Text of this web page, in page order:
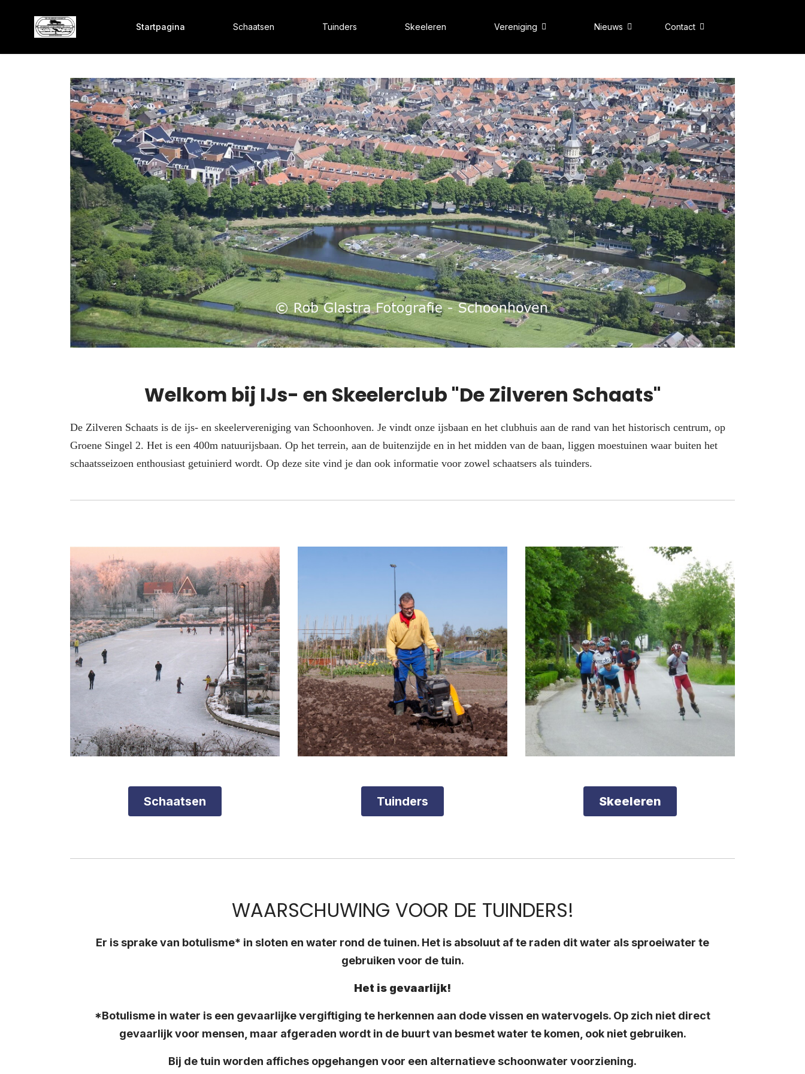
Startpagina Schaatsen Tuinders Skeeleren Vereniging Nieuws Contact
Welkom bij IJs- en Skeelerclub "De Zilveren Schaats"
De Zilveren Schaats is de ijs- en skeelervereniging van Schoonhoven. Je vindt onze ijsbaan en het clubhuis aan de rand van het historisch centrum, op
Groene Singel 2. Het is een 400m natuurijsbaan. Op het terrein, aan de buitenzijde en in het midden van de baan, liggen moestuinen waar buiten het
schaatsseizoen enthousiast getuinierd wordt. Op deze site vind je dan ook informatie voor zowel schaatsers als tuinders.
Schaatsen Tuinders Skeeleren
WAARSCHUWING VOOR DE TUINDERS!
Er is sprake van botulisme* in sloten en water rond de tuinen. Het is absoluut af te raden dit water als sproeiwater te
gebruiken voor de tuin.
Het is gevaarlijk!
*Botulisme in water is een gevaarlijke vergiftiging te herkennen aan dode vissen en watervogels. Op zich niet direct
gevaarlijk voor mensen, maar afgeraden wordt in de buurt van besmet water te komen, ook niet gebruiken.
Bij de tuin worden affiches opgehangen voor een alternatieve schoonwater voorziening.